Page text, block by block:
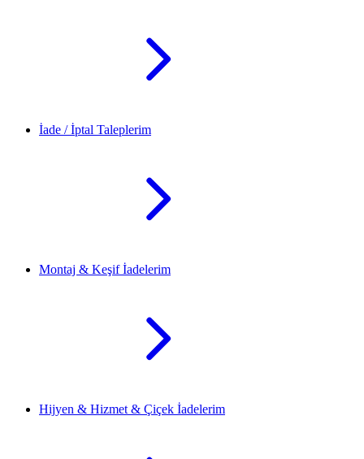
İade / İptal Taleplerim
Montaj & Keşif İadelerim
Hijyen & Hizmet & Çiçek İadelerim